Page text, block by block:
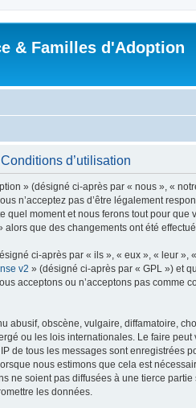
& Familles d'Adoption
d’utilisation
» (désigné ci-après par « nous », «
n’acceptez pas d’être légalement
quel moment et nous ferons tout pour
alors que des changements ont été
ci-après par « ils », « eux », « leur
v2 » (désigné ci-après par « GPL ») et
acceptons ou n’acceptons pas
abusif, obscène, vulgaire, diffamatoire,
ou les lois internationales. Le faire
de tous les messages sont enregistrées
nous estimons que cela est
ne soient pas diffusées à une tierce
les données.